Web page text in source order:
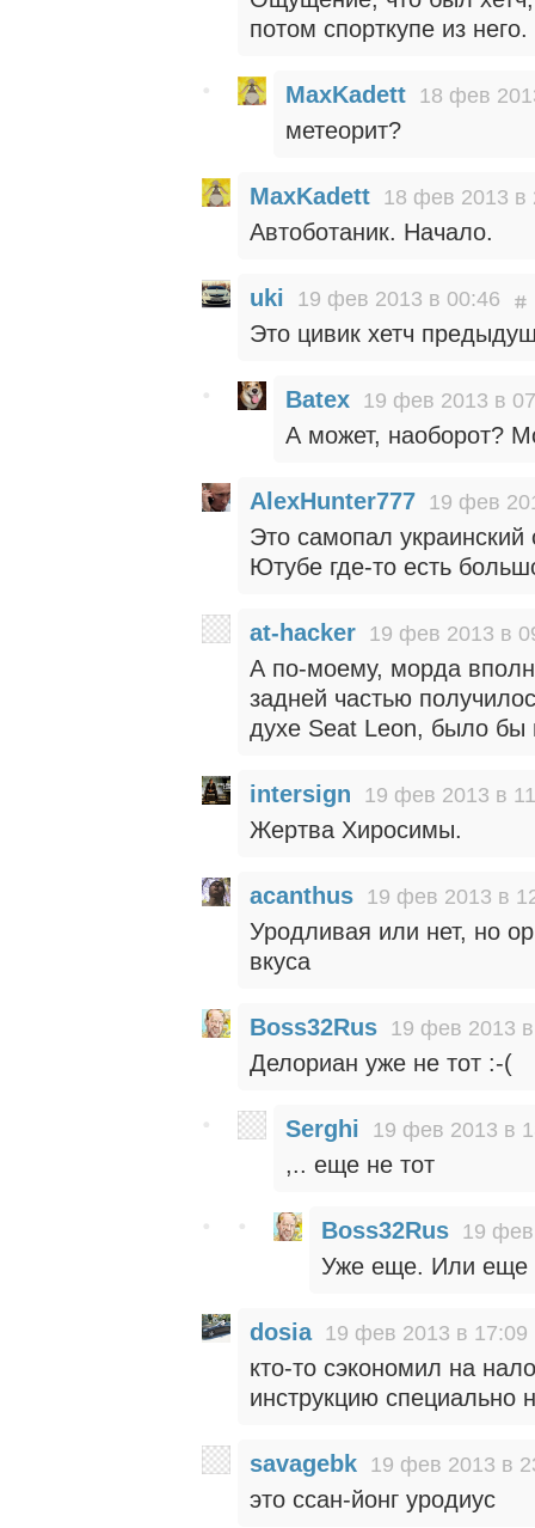
потом спорткупе из него.
MaxKadett 18 фев
метеорит?
MaxKadett 18 фев 2013 в
Автоботаник. Начало.
uki 19 фев 2013 в 00:46
Это цивик хетч
Batex 19 фев 2013 в
А может, наоборот?
AlexHunter777 19 фев
Это самопал
Ютубе где-то есть
at-hacker 19 фев 2013 в
А по-моему, морда
задней частью
духе Seat Leon, было бы
intersign 19 фев 2013 в
Жертва Хиросимы.
acanthus 19 фев 2013 в
Уродливая или нет, но
вкуса
Boss32Rus 19 фев 2013
Делориан уже не тот :-(
Serghi 19 фев 2013 в
,.. еще не тот
Boss32Rus 19
Уже еще. Или еще
dosia 19 фев 2013 в 17:09
кто-то сэкономил на
инструкцию специально
savagebk 19 фев 2013 в
это ссан-йонг уродиус